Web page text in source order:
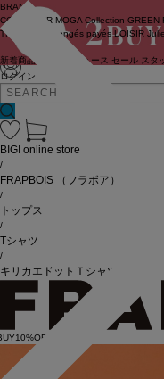
ログイン
BRAND
COUTURIER MOGA Collection GREEN
TRISTESSE
congés payés LOISIR
新着商品 ニュース セール スタ
BIGI online store
/
FRAPBOIS （フラボア）
/
トップス
/
Tシャツ
/
キリカエドットＴシャツ